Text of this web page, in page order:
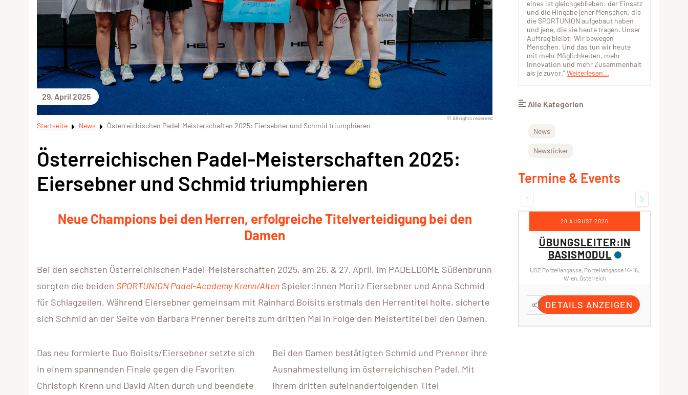
29. April 2025
© All rights reserved
Startseite News Österreichischen Padel-Meisterschaften 2025: Eiersebner und Schmid triumphieren
Österreichischen Padel-Meisterschaften 2025:
Eiersebner und Schmid triumphieren
Neue Champions bei den Herren, erfolgreiche Titelverteidigung bei den
Damen
Bei den sechsten Österreichischen Padel-Meisterschaften 2025, am 26. & 27. April, im PADELDOME Süßenbrunn
sorgten die beiden SPORTUNION Padel-Academy Krenn/Alten Spieler:innen Moritz Eiersebner und Anna Schmid
für Schlagzeilen. Während Eiersebner gemeinsam mit Rainhard Boisits erstmals den Herrentitel holte, sicherte
sich Schmid an der Seite von Barbara Prenner bereits zum dritten Mal in Folge den Meistertitel bei den Damen.
Das neu formierte Duo Boisits/Eiersebner setzte sich
in einem spannenden Finale gegen die Favoriten
Christoph Krenn und David Alten durch und beendete
Bei den Damen bestätigten Schmid und Prenner ihre
Ausnahmestellung im österreichischen Padel. Mit
ihrem dritten aufeinanderfolgenden Titel
eines ist gleichgeblieben: der Einsatz
und die Hingabe jener Menschen, die
die SPORTUNION aufgebaut haben
und jene, die sie heute tragen. Unser
Auftrag bleibt: Wir bewegen
Menschen. Und das tun wir heute
mit mehr Möglichkeiten, mehr
Innovation und mehr Zusammenhalt
als je zuvor.”Weiterlesen...
Alle Kategorien
News
Newsticker
Termine & Events
28 AUGUST 2026
USZ Porzellangasse, Porzellangasse 14-16,
DETAILS ANZEIGEN
12 - 13 SEPTEMBER 2026
ÜBUNGSLEITER:IN
SPEZIALMODUL
KINDERSPORT
Turnsaal Quellenstraße 56, Quellenstraße
DETAILS ANZEIGEN